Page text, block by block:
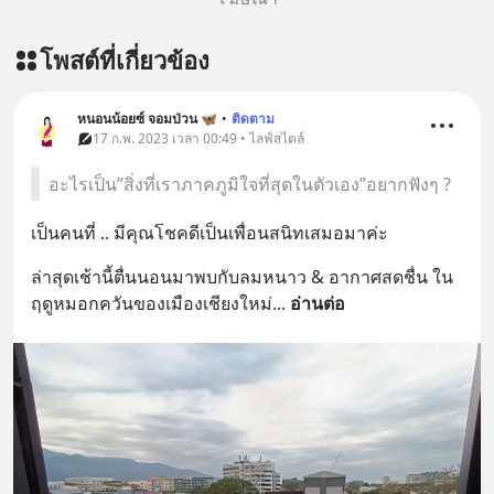
โพสต์ที่เกี่ยวข้อง
หนอนน้อยซ์ จอมป่วน 🦋 • ติดตาม
17 ก.พ. 2023 เวลา 00:49 • ไลฟ์สไตล์
อะไรเป็น”สิ่งที่เราภาคภูมิใจที่สุดในตัวเอง”อยากฟังๆ ?
เป็นคนที่ .. มีคุณโชคดีเป็นเพื่อนสนิทเสมอมาค่ะ
ล่าสุดเช้านี้ตื่นนอนมาพบกับลมหนาว & อากาศสดชื่น ใน
ฤดูหมอกควันของเมืองเชียงใหม่... อ่านต่อ